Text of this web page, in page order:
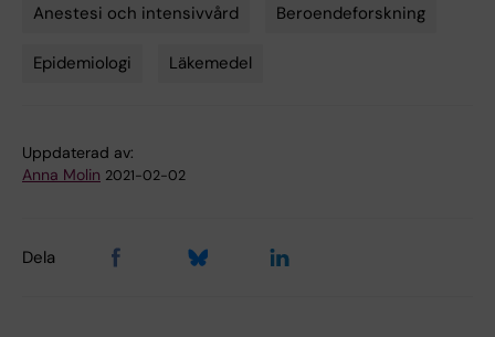
Anestesi och intensivvård Beroendeforskning
Epidemiologi Läkemedel
Uppdaterad av:
Anna Molin 2021-02-02
Dela